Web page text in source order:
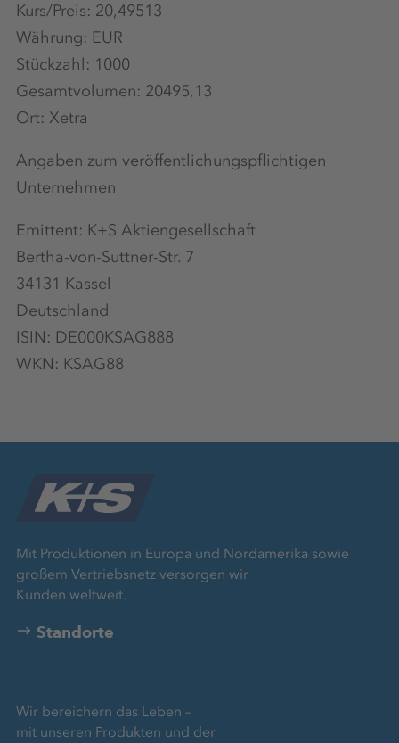
Kurs/Preis: 20,49513
Währung: EUR
Stückzahl: 1000
Gesamtvolumen: 20495,13
Ort: Xetra
Angaben zum veröffentlichungspflichtigen
Unternehmen
Emittent: K+S Aktiengesellschaft
Bertha-von-Suttner-Str. 7
34131 Kassel
Deutschland
ISIN: DE000KSAG888
WKN: KSAG88
Mit Produktionen in Europa und Nordamerika sowie
großem Vertriebsnetz versorgen wir
Kunden weltweit.
Standorte
Wir bereichern das Leben –
mit unseren Produkten und der